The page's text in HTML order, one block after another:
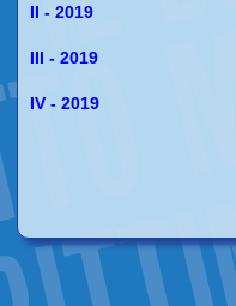
II - 2019
III - 2019
IV - 2019